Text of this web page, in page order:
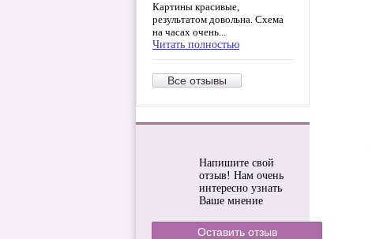
Картины красивые,
результатом довольна. Схема
на часах очень...
Читать полностью
Все отзывы
Напишите свой
отзыв! Нам очень
интересно узнать
Ваше мнение
Оставить отзыв